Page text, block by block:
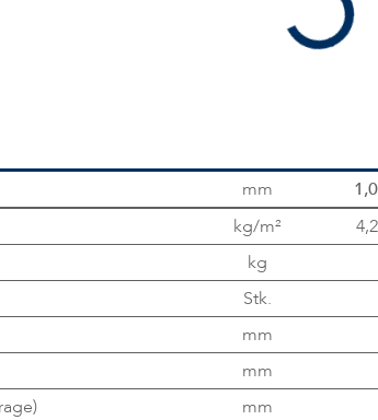
mm
kg/m²
kg
Stk.
mm
mm
mm